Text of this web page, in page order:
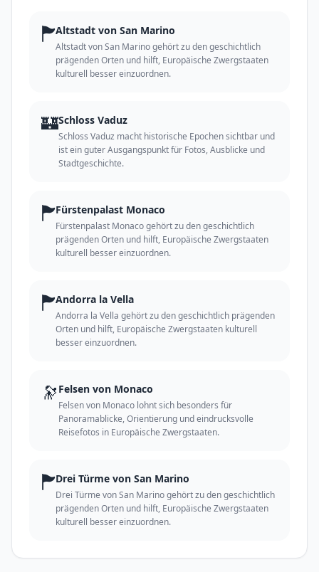
🏲Altstadt von San Marino
Altstadt von San Marino gehört zu den geschichtlich
prägenden Orten und hilft, Europäische Zwergstaaten
kulturell besser einzuordnen.
🏰Schloss Vaduz
Schloss Vaduz macht historische Epochen sichtbar und
ist ein guter Ausgangspunkt für Fotos, Ausblicke und
Stadtgeschichte.
🏲Fürstenpalast Monaco
Fürstenpalast Monaco gehört zu den geschichtlich
prägenden Orten und hilft, Europäische Zwergstaaten
kulturell besser einzuordnen.
🏲Andorra la Vella
Andorra la Vella gehört zu den geschichtlich prägenden
Orten und hilft, Europäische Zwergstaaten kulturell
besser einzuordnen.
🔭 Felsen von Monaco
Felsen von Monaco lohnt sich besonders für
Panoramablicke, Orientierung und eindrucksvolle
Reisefotos in Europäische Zwergstaaten.
🏲Drei Türme von San Marino
Drei Türme von San Marino gehört zu den geschichtlich
prägenden Orten und hilft, Europäische Zwergstaaten
kulturell besser einzuordnen.